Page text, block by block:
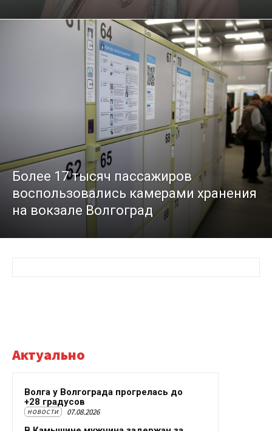
Более 17 тысяч пассажиров
воспользовались камерами хранения
на вокзале Волгоград
Актуально
Волга у Волгограда прогрелась до
+28 градусов
НОВОСТИ 07.08.2026